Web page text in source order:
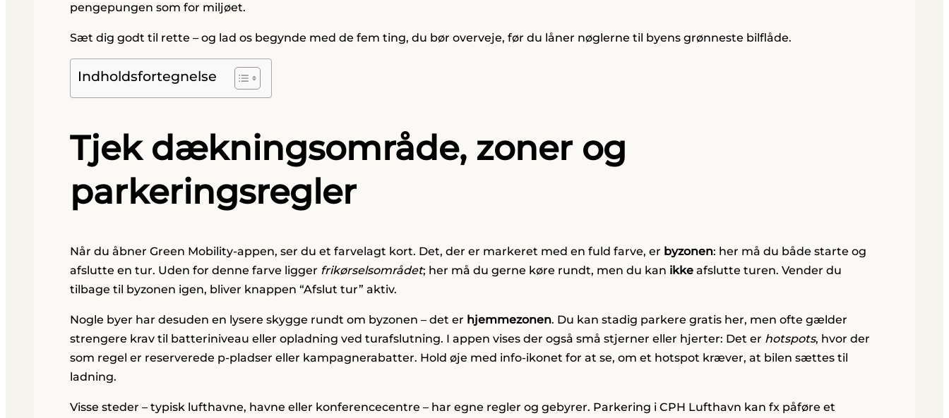
pengepungen som for miljøet.
Sæt dig godt til rette – og lad os begynde med de fem ting, du bør overveje, før du låner nøglerne til byens grønneste bilflåde.
Indholdsfortegnelse
Tjek dækningsområde, zoner og
parkeringsregler
Når du åbner Green Mobility-appen, ser du et farvelagt kort. Det, der er markeret med en fuld farve, er byzonen: her må du både starte og
afslutte en tur. Uden for denne farve ligger frikørselsområdet; her må du gerne køre rundt, men du kan ikkeafslutte turen. Vender du
tilbage til byzonen igen, bliver knappen “Afslut tur” aktiv.
Nogle byer har desuden en lysere skygge rundt om byzonen – det er hjemmezonen. Du kan stadig parkere gratis her, men ofte gælder
strengere krav til batteriniveau eller opladning ved turafslutning. I appen vises der også små stjerner eller hjerter: Det er hotspots, hvor der
som regel er reserverede p-pladser eller kampagnerabatter. Hold øje med info-ikonet for at se, om et hotspot kræver, at bilen sættes til
ladning.
Visse steder – typisk lufthavne, havne eller konferencecentre – har egne regler og gebyrer. Parkering i CPH Lufthavn kan fx påføre et